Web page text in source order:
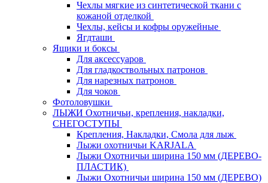
Чехлы мягкие из синтетической ткани с
кожаной отделкой
Чехлы, кейсы и кофры оружейные
Ягдташи
Ящики и боксы
Для аксессуаров
Для гладкоствольных патронов
Для нарезных патронов
Для чоков
Фотоловушки
ЛЫЖИ Охотничьи, крепления, накладки,
СНЕГОСТУПЫ
Крепления, Накладки, Смола для лыж
Лыжи охотничьи KARJALA
Лыжи Охотничьи ширина 150 мм (ДЕРЕВО-
ПЛАСТИК)
Лыжи Охотничьи ширина 150 мм (ДЕРЕВО)